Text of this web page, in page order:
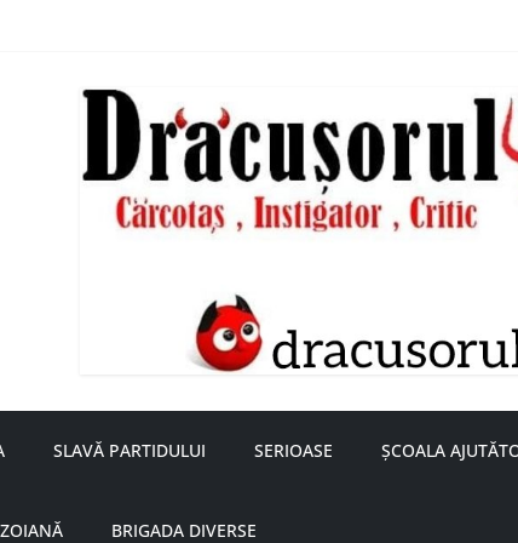
SLAVĂ PARTIDULUI SERIOASE ȘCOALA
BRIGADA DIVERSE